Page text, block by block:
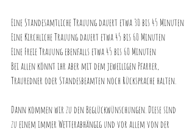
Eine Standesamtliche Trauung dauert etwa 30 bis 45 Minuten
Eine Kirchliche Trauung dauert etwa 45 bis 60 Minuten
Eine Freie Trauung ebenfalls etwa 45 bis 60 Minuten
Bei allen könnt ihr aber mit dem jeweiligen Pfarrer,
Trauredner oder Standesbeamten noch Rücksprache halten.
Dann kommen wir zu den Beglückwünschungen. Diese sind
zu einem immer Wetterabhängig und vor allem von der